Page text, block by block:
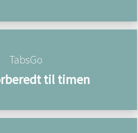
TabsGo
til timen